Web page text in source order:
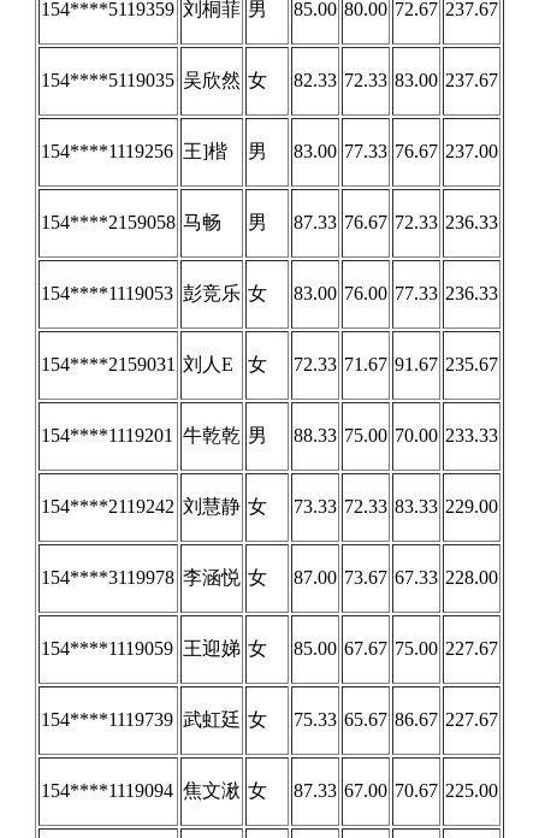
154****5119359 刘桐菲 男 85.00 80.00 72.67 237.67
154****5119035 吴欣然 女 82.33 72.33 83.00 237.67
154****1119256 王]楷 男 83.00 77.33 76.67 237.00
154****2159058 马畅 男 87.33 76.67 72.33 236.33
154****1119053 彭竞乐 女 83.00 76.00 77.33 236.33
154****2159031 刘人E 女 72.33 71.67 91.67 235.67
154****1119201 牛乾乾 男 88.33 75.00 70.00 233.33
154****2119242 刘慧静 女 73.33 72.33 83.33 229.00
154****3119978 李涵悦 女 87.00 73.67 67.33 228.00
154****1119059 王迎娣 女 85.00 67.67 75.00 227.67
154****1119739 武虹廷 女 75.33 65.67 86.67 227.67
154****1119094 焦文湫 女 87.33 67.00 70.67 225.00